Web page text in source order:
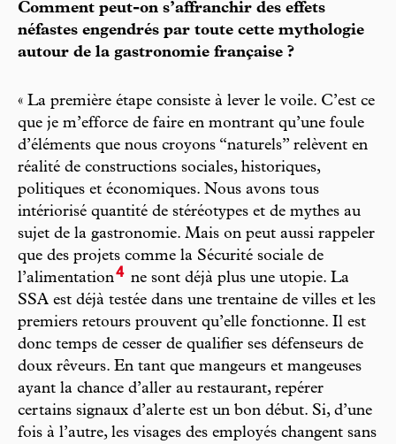
Comment peut-on s’affranchir des effets
néfastes engendrés par toute cette mythologie
autour de la gastronomie française ?
« La première étape consiste à lever le voile. C’est ce
que je m’efforce de faire en montrant qu’une foule
d’éléments que nous croyons “naturels” relèvent en
réalité de constructions sociales, historiques,
politiques et économiques. Nous avons tous
intériorisé quantité de stéréotypes et de mythes au
sujet de la gastronomie. Mais on peut aussi rappeler
que des projets comme la Sécurité sociale de
l’alimentation4 ne sont déjà plus une utopie. La
SSA est déjà testée dans une trentaine de villes et les
premiers retours prouvent qu’elle fonctionne. Il est
donc temps de cesser de qualifier ses défenseurs de
doux rêveurs. En tant que mangeurs et mangeuses
ayant la chance d’aller au restaurant, repérer
certains signaux d’alerte est un bon début. Si, d’une
fois à l’autre, les visages des employés changent sans